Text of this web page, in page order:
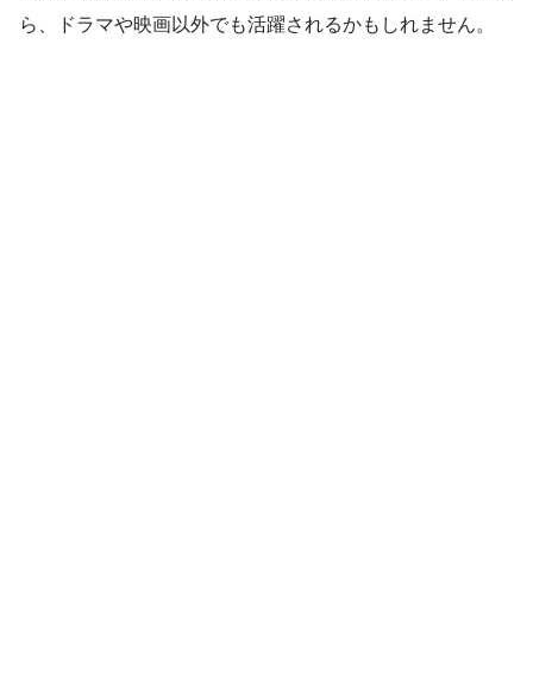
ら、ドラマや映画以外でも活躍されるかもしれません。